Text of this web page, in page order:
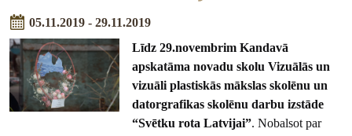
05.11.2019 - 29.11.2019
Līdz 29.novembrim Kandavā
apskatāma novadu skolu Vizuālās un
vizuāli plastiskās mākslas skolēnu un
datorgrafikas skolēnu darbu izstāde
“Svētku rota Latvijai”. Nobalsot par